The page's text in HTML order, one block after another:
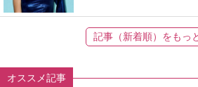
記事（新着順）をもっ
オススメ記事